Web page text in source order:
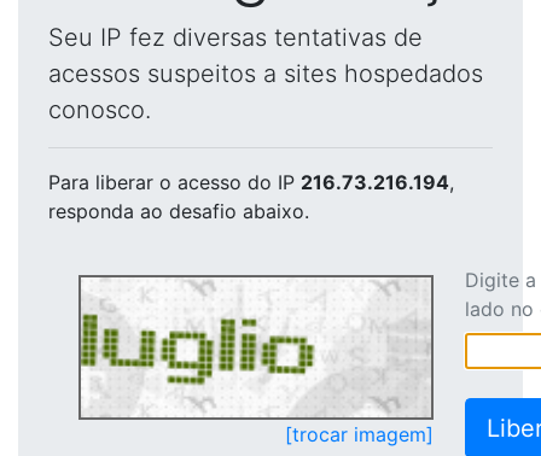
Seu IP fez diversas tentativas de
acessos suspeitos a sites hospedados
conosco.
Para liberar o acesso do IP 216.73.216.194,
responda ao desafio abaixo.
[trocar imagem]
Digite
lado no